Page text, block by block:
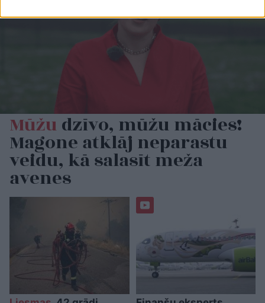
Mūžudzīvo, mūžu mācies!
Magone atklāj neparastu
veidu, kā salasīt meža
avenes